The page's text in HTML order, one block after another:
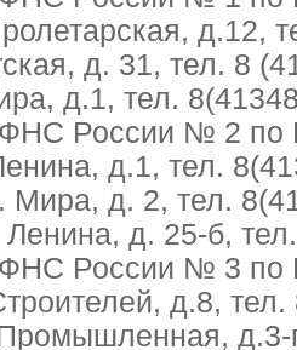
д.12,
д. 31, тел. 8
д.1, тел.
России № 2 по
д.1, тел.
Мира, д. 2, тел.
д. 25-б,
России № 3 по
д.8,
д.3-